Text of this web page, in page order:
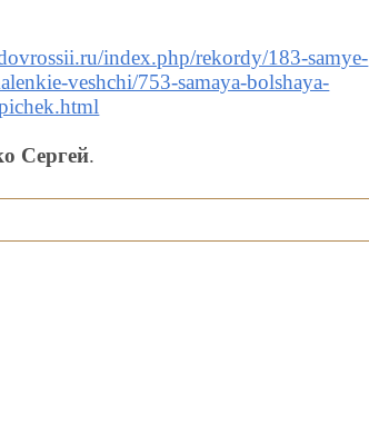
index.php/rekordy/183-samye-
veshchi/753-samaya-bolshaya-
Сергей.